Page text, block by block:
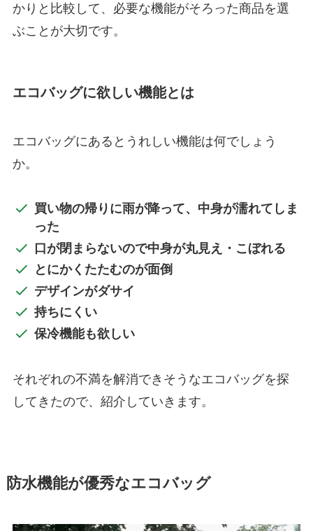
かりと比較して、必要な機能がそろった商品を選
ぶことが大切です。
エコバッグに欲しい機能とは
エコバッグにあるとうれしい機能は何でしょう
か。
買い物の帰りに雨が降って、中身が濡れてしま
った
口が閉まらないので中身が丸見え・こぼれる
とにかくたたむのが面倒
デザインがダサイ
持ちにくい
保冷機能も欲しい
それぞれの不満を解消できそうなエコバッグを探
してきたので、紹介していきます。
防水機能が優秀なエコバッグ